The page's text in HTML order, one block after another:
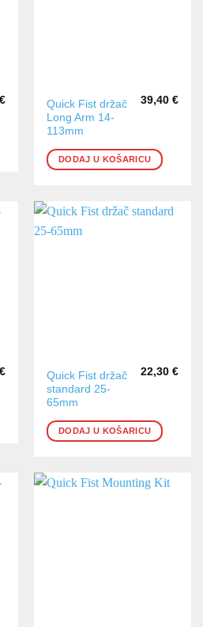
€
Quick Fist držač
Long Arm 14-
113mm
39,40 €
DODAJ U KOŠARICU
€
Quick Fist držač
standard 25-
65mm
22,30 €
DODAJ U KOŠARICU